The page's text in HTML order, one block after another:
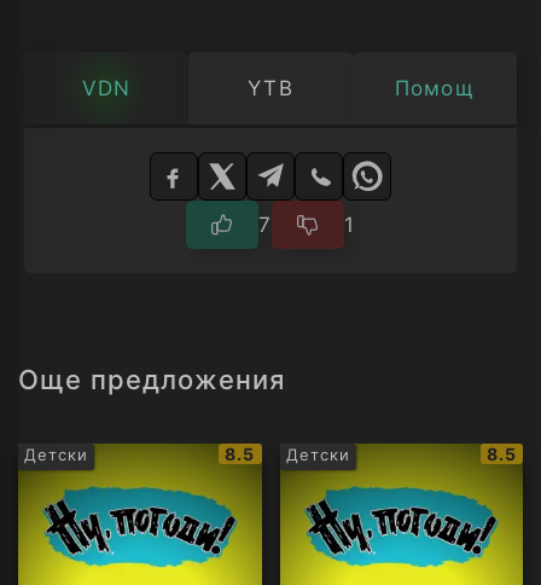
VDN YTB Помощ
Изберете
7 1
Още предложения
Детски
IMDb
рейтинг:
8.5 Детски
IMDb
8.5